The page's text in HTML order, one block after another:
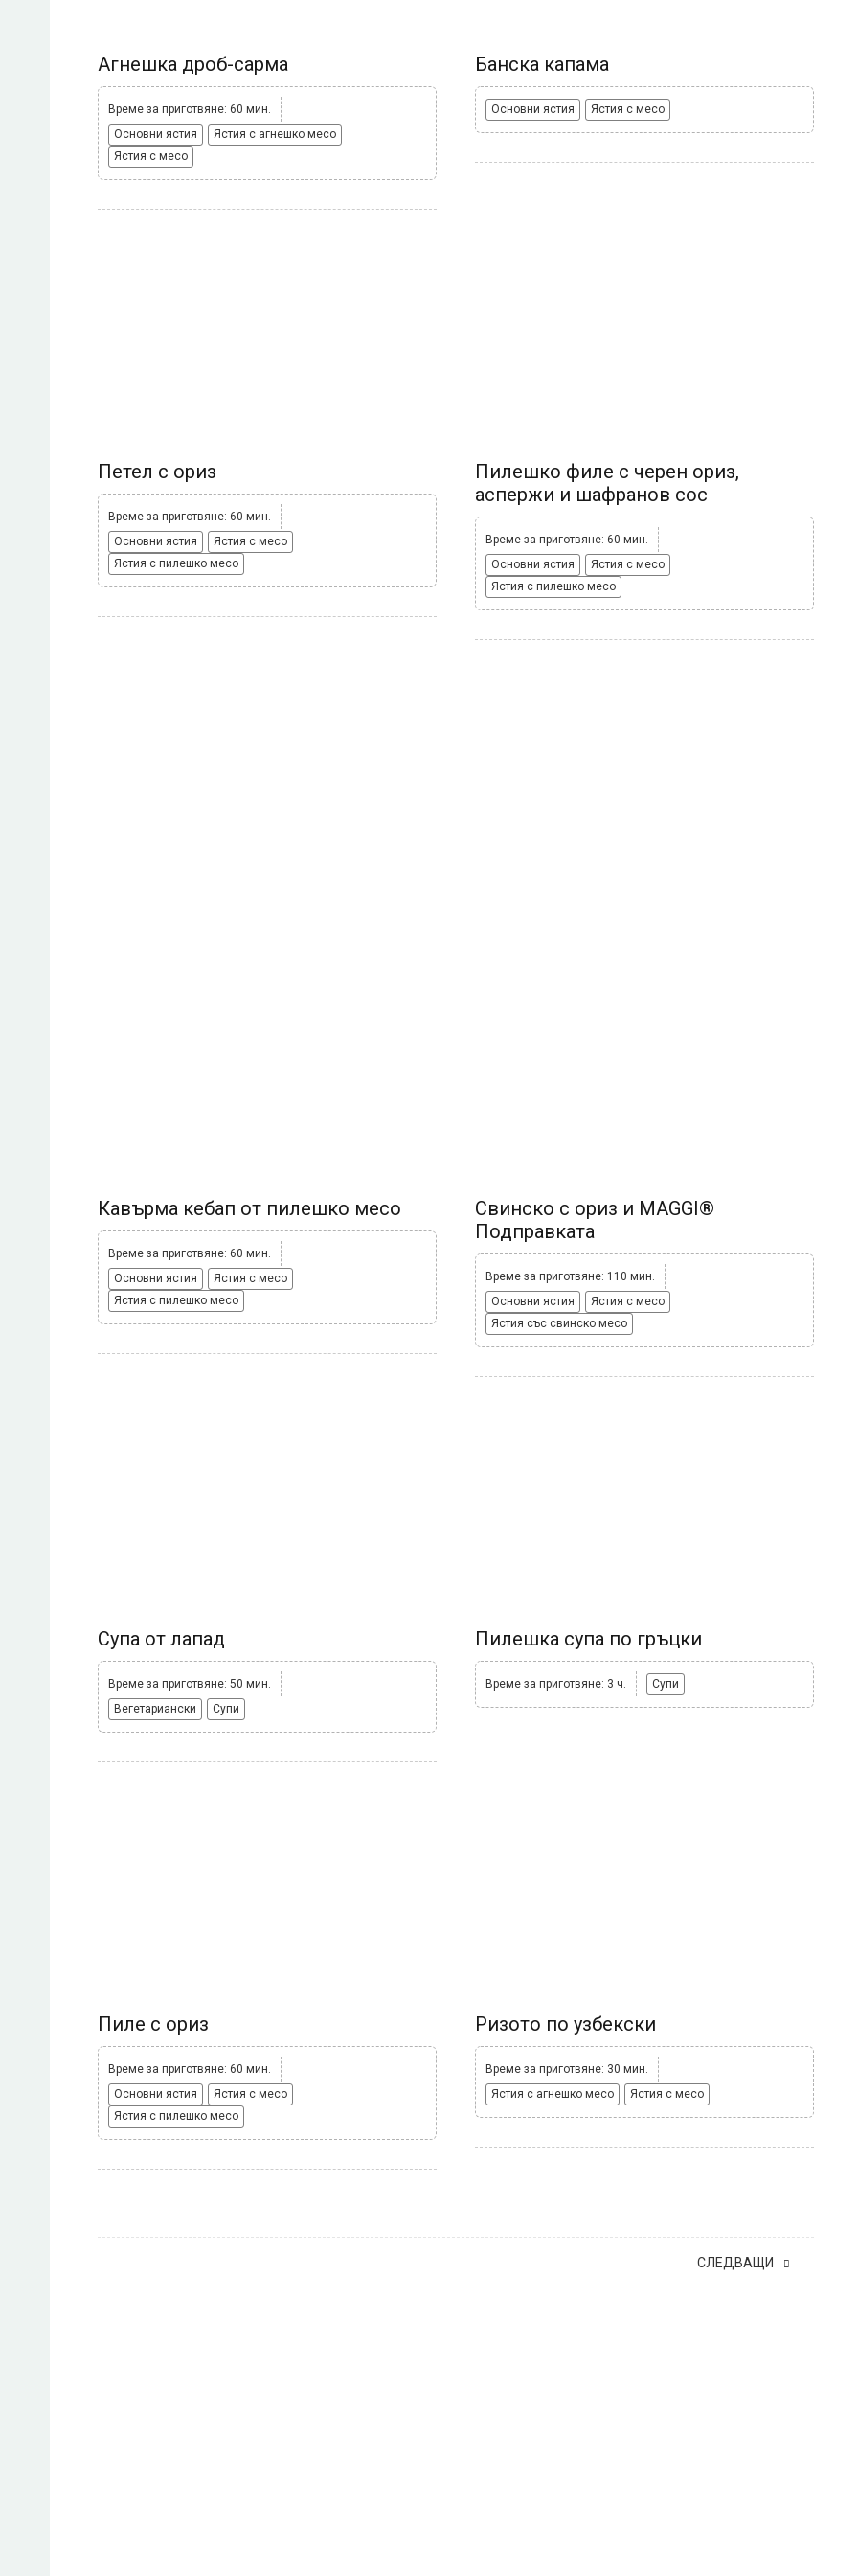
Агнешка дроб-сарма
Време за приготвяне: 60 мин.
Основни ястия
Ястия с агнешко месо
Ястия с месо
Банска капама
Основни ястия Ястия с месо
Петел с ориз
Време за приготвяне: 60 мин.
Основни ястия
Ястия с месо
Ястия с пилешко месо
Пилешко филе с черен ориз,
аспержи и шафранов сос
Време за приготвяне: 60 мин.
Основни ястия
Ястия с месо
Ястия с пилешко месо
Кавърма кебап от пилешко месо
Време за приготвяне: 60 мин.
Основни ястия
Ястия с месо
Ястия с пилешко месо
Свинско с ориз и MAGGI®
Подправката
Време за приготвяне: 110 мин.
Основни ястия
Ястия с месо
Ястия със свинско месо
Супа от лапад
Време за приготвяне: 50 мин.
Вегетариански
Супи
Пилешка супа по гръцки
Време за приготвяне: 3 ч. Супи
Пиле с ориз
Време за приготвяне: 60 мин.
Основни ястия
Ястия с месо
Ястия с пилешко месо
Ризото по узбекски
Време за приготвяне: 30 мин.
Ястия с агнешко месо
Ястия с месо
СЛЕДВАЩИ